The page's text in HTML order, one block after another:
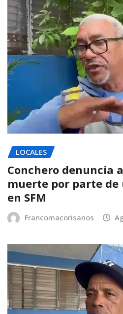
LOCALES
Conchero denuncia
muerte por parte de
en SFM
Francomacorisanos